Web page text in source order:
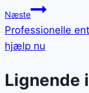
Næste
Professionelle
hjælp nu
Lignende